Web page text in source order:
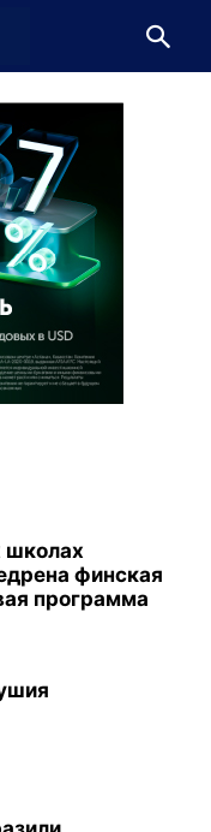
школах
финская
программа